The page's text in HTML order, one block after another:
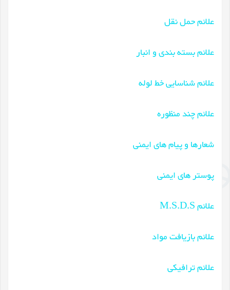
علائم حمل نقل
علائم بسته بندی و انبار
علائم شناسایی خط لوله
علائم چند منظوره
شعارها و پیام های ایمنی
پوستر های ایمنی
علائم M.S.D.S
علائم بازیافت مواد
علائم ترافیکی